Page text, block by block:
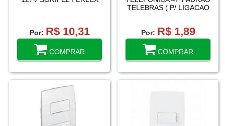
Por: R$ 10,31
COMPRAR
TELEBRAS ( P/ LIGACAO
Por: R$ 1,89
COMPRAR